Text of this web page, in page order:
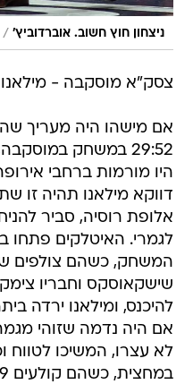
ניצחון חוץ חשוב. אוברדוביץ' /
צסק"א מוסקבה - מילאנו 88:73
אם מישהו היה מעריך
29:52 במשחק
היו מורמות ברחבי
אלופת רוסיה, סביר
לגמרי. האיטלקים
המשחק, כשהם צולפים
שישקאוסקס וחבריו
אם היה נדמה שזוהי
במחצית, כשהם קולעים 9 מ-13 לשלוש.